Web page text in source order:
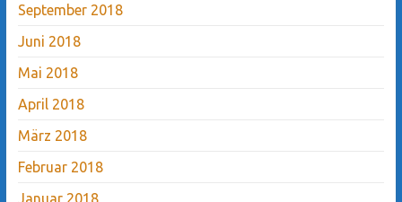
September 2018
Juni 2018
Mai 2018
April 2018
März 2018
Februar 2018
Januar 2018